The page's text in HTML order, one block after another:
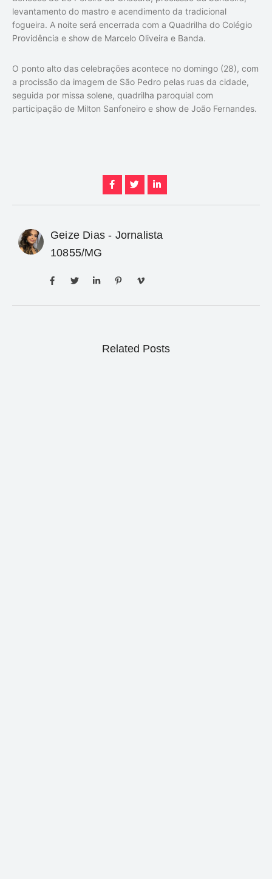
levantamento do mastro e acendimento da tradicional
fogueira. A noite será encerrada com a Quadrilha do Colégio
Providência e show de Marcelo Oliveira e Banda.
O ponto alto das celebrações acontece no domingo (28), com
a procissão da imagem de São Pedro pelas ruas da cidade,
seguida por missa solene, quadrilha paroquial com
participação de Milton Sanfoneiro e show de João Fernandes.
Geize Dias - Jornalista
10855/MG
Related Posts